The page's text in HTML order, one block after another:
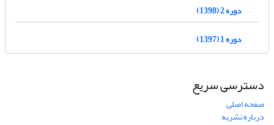
دوره 2 (1398)
دوره 1 (1397)
دسترسی سریع
صفحه اصلی
درباره نشریه